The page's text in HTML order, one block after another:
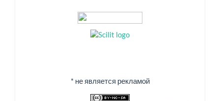
* не является рекламой